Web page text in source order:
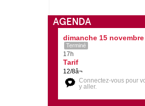
AGENDA
dimanche 15 novembre
Terminé
17h
Tarif
12/8â¬
Connectez-vous pour
y aller.